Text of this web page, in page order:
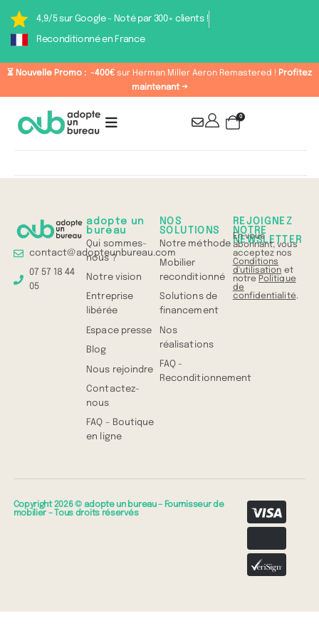
4,9/5 sur Google - Noté par 300+ clients !
Reconditionné en France
⏳ Nouvelle Promo : -400€ sur Herman Miller Aeron Remastered ! Profitez
maintenant →
0
contact@adopteunbureau.com
07 57 18 44
05
adopte un
bureau
Qui sommes-
nous ?
Notre vision
Entreprise
libérée
Espace presse
Blog
Nous rejoindre
Contactez-
nous
FAQ – Boutique
en ligne
NOS
SOLUTIONS
Notre méthode
Mobilier
reconditionné
Solutions de
financement
Nos
réalisations
FAQ -
Reconditionnement
REJOIGNEZ
NOTRE
NEWSLETTER
En vous
abonnant, vous
acceptez nos
Conditions
d'utilisation et
notre Politique
de
confidentialité
Copyright 2026 © adopte un bureau – Fournisseur de
mobilier – Tous droits réservés